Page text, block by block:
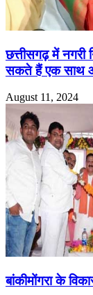
छत्तीसगढ़ में नगरी
सकते हैं एक साथ
August 11, 2024
बांकीमोंगरा के